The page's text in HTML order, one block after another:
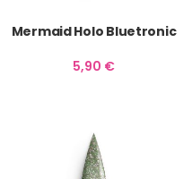
Mermaid Holo Bluetronic
5,90 €